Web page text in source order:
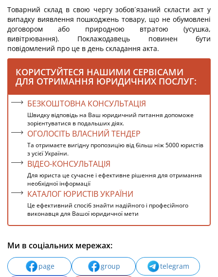
Товарний склад в свою чергу зобов´язаний скласти акт у
випадку виявлення пошкоджень товару, що не обумовлені
договором або природною втратою (усушка,
вивітрювання). Поклажодавець повинен бути
повідомлений про це в день складання акта.
КОРИСТУЙТЕСЯ НАШИМИ СЕРВІСАМИ
ДЛЯ ОТРИМАННЯ ЮРИДИЧНИХ ПОСЛУГ:
БЕЗКОШТОВНА КОНСУЛЬТАЦІЯ
Швидку відповідь на Ваш юридичний питання допоможе
зорієнтуватися в подальших діях.
ОГОЛОСІТЬ ВЛАСНИЙ ТЕНДЕР
Та отримаєте вигідну пропозицію від більш ніж 5000 юристів
з усієї України.
ВІДЕО-КОНСУЛЬТАЦІЯ
Для юриста це сучасне і ефективне рішення для отримання
необхідної інформації
КАТАЛОГ ЮРИСТІВ УКРАЇНИ
Це ефективний спосіб знайти надійного і професійного
виконавця для Вашої юридичної мети
Ми в соціальних мережах:
page group
telegram